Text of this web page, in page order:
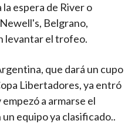
espera de River o
Belgrano,
levantar el trofeo.
que dará un cupo
Libertadores, ya entró
a armarse el
equipo ya clasificado..